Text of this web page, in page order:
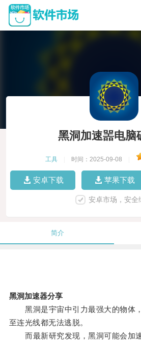
黑洞加速噐电脑
工具 时间：2025-09-08
安卓下载 苹果下载
安卓市场，安全
简介
黑洞加速器分享
黑洞是宇宙中引力最强大的物体
至连光线都无法逃脱。
而最新研究发现，黑洞可能会加